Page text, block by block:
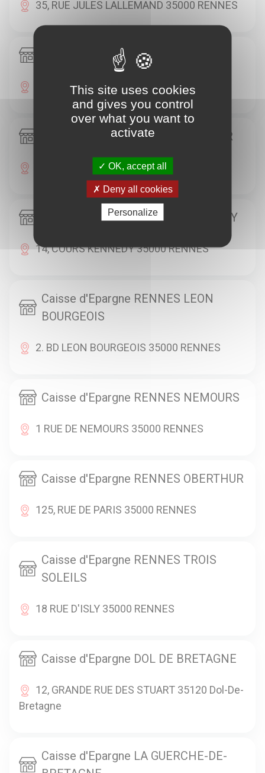
35, RUE JULES LALLEMAND 35000 RENNES
Caisse d'Epargne RENNES HOCHE
21, RUE HOCHE 35000 RENNES
Caisse d'Epargne RENNES JANVIER
12, AVENUE JANVIER 35000 RENNES
Caisse d'Epargne RENNES KENNEDY
14, COURS KENNEDY 35000 RENNES
Caisse d'Epargne RENNES LEON
BOURGEOIS
2. BD LEON BOURGEOIS 35000 RENNES
Caisse d'Epargne RENNES NEMOURS
1 RUE DE NEMOURS 35000 RENNES
Caisse d'Epargne RENNES OBERTHUR
125, RUE DE PARIS 35000 RENNES
Caisse d'Epargne RENNES TROIS
SOLEILS
18 RUE D'ISLY 35000 RENNES
Caisse d'Epargne DOL DE BRETAGNE
12, GRANDE RUE DES STUART 35120 Dol-De-
Bretagne
Caisse d'Epargne LA GUERCHE-DE-
This site uses cookies
and gives you control
over what you want to
activate
OK, accept all
Deny all cookies
Personalize